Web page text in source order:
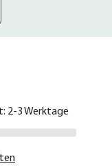
2-3 Werktage